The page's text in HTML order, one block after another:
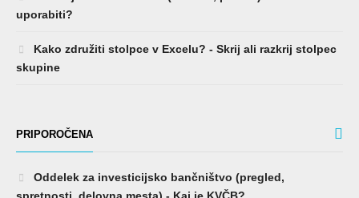
uporabiti?
Kako združiti stolpce v Excelu? - Skrij ali razkrij stolpec
skupine
PRIPOROČENA
Oddelek za investicijsko bančništvo (pregled,